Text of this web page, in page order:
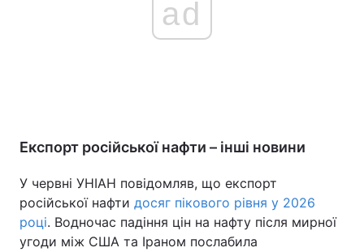
ad
Експорт російської нафти – інші новини
У червні УНІАН повідомляв, що експорт
російської нафти досяг пікового рівня у 2026
році. Водночас падіння цін на нафту після мирної
угоди між США та Іраном послабила